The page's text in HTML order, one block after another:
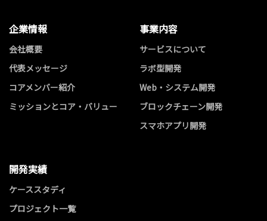
企業情報
会社概要
代表メッセージ
コアメンバー紹介
ミッションとコア・バリュー
事業内容
サービスについて
ラボ型開発
Web・システム開発
ブロックチェーン開発
スマホアプリ開発
開発実績
ケーススタディ
プロジェクト一覧